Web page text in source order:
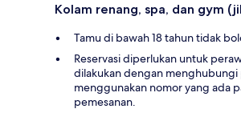
Kolam renang, spa, dan gym
Tamu di bawah 18 tahun tidak
Reservasi diperlukan untuk
dilakukan dengan
menggunakan nomor yang ada
pemesanan.